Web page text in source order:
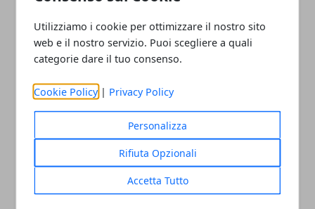
Utilizziamo i cookie per ottimizzare il nostro sito
web e il nostro servizio. Puoi scegliere a quali
categorie dare il tuo consenso.
Cookie Policy | Privacy Policy
Personalizza
Rifiuta Opzionali
Accetta Tutto
Valutazione orologi Rolex online, come
scegliere il miglior compro Rolex online
23/05/2023